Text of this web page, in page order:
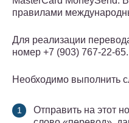
правилами
Для реализации
номер +7 (903) 767-22-65.
Необходимо выполнить
Отправить на этот